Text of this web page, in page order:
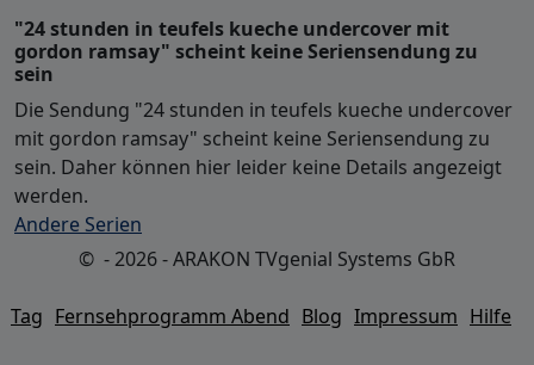
"24 stunden in teufels kueche undercover mit
gordon ramsay" scheint keine Seriensendung zu
sein
Die Sendung "24 stunden in teufels kueche undercover
mit gordon ramsay" scheint keine Seriensendung zu
sein. Daher können hier leider keine Details angezeigt
werden.
Andere Serien
© - 2026 - ARAKON TVgenial Systems GbR
Tag Fernsehprogramm Abend Blog Impressum Hilfe